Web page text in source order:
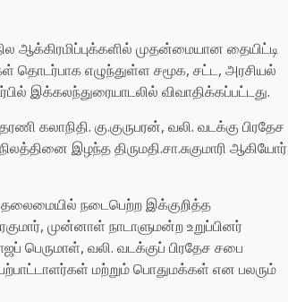
முதன்மையான தையிட்டி
எழுந்துள்ள சமூக, சட்ட, அரசியல்
இக்கலந்துரையாடலில் விவாதிக்கப்பட்டது.
கலாநிதி. கு.குருபரன், வலி. வடக்கு பிரதேச
இழந்த திருமதி.சா.சுகுமாரி ஆகியோர்
நடைபெற்ற இக்குறித்த
முன்னாள் நாடாளுமன்ற உறுப்பினர்
பெருமாள், வலி. வடக்குப் பிரதேச சபை
மற்றும் பொதுமக்கள் என பலரும்